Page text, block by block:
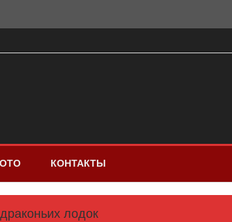
КОНТАКТЫ
лодок